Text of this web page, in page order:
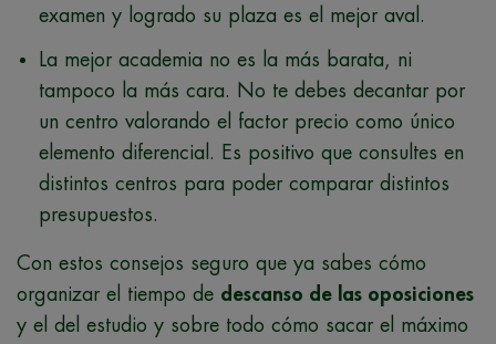
examen y logrado su plaza es el mejor aval.
La mejor academia no es la más barata, ni
tampoco la más cara. No te debes decantar por
un centro valorando el factor precio como único
elemento diferencial. Es positivo que consultes en
distintos centros para poder comparar distintos
presupuestos.
Con estos consejos seguro que ya sabes cómo
organizar el tiempo de descanso de las oposiciones
y el del estudio y sobre todo cómo sacar el máximo